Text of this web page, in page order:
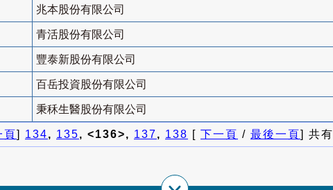
兆本股份有限公司
青活股份有限公司
豐泰新股份有限公司
百岳投資股份有限公司
秉秝生醫股份有限公司
頁] 134, 135, <136>, 137, 138 [ 下一頁 / 最後一頁] 共有